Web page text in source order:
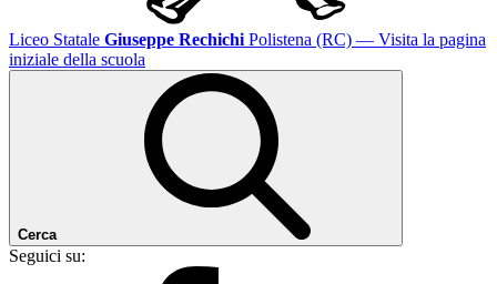
Liceo Statale Giuseppe Rechichi Polistena (RC) — Visita la pagina
iniziale della scuola
Cerca
Seguici su: